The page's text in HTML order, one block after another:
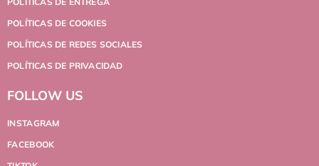
POLÍTICAS DE COOKIES
POLÍTICAS DE REDES SOCIALES
POLÍTICAS DE PRIVACIDAD
FOLLOW US
INSTAGRAM
FACEBOOK